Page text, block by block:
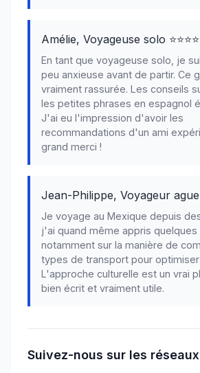
Amélie, Voyageuse solo
En tant que voyageuse solo, je
peu anxieuse avant de partir. Ce
vraiment rassurée. Les conseils
les petites phrases en espagnol
J'ai eu l'impression d'avoir les
recommandations d'un ami
grand merci !
Jean-Philippe, Voyageur
Je voyage au Mexique depuis
j'ai quand même appris quelques
notamment sur la manière de
types de transport pour
L'approche culturelle est un vrai
bien écrit et vraiment utile.
Suivez-nous sur les